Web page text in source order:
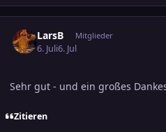
LarsB Mitglieder
6. Juli6. Jul
Sehr gut - und ein großes
Zitieren